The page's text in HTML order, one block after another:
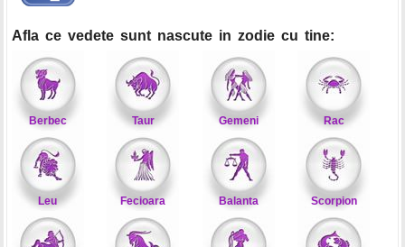
Afla ce vedete sunt nascute in zodie cu tine:
Berbec Taur Gemeni Rac
Leu Fecioara Balanta Scorpion